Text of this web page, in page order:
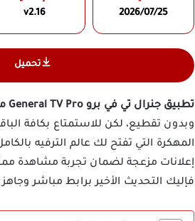
2026/07/25
v2.16
تحميل
تطبيق جنرال تي في برو General TV Pro مهكر
وبدون تقطيع، لكن للاستمتاع بكافة
إعلانات مزعجة لضمان تجربة مشاهدة
فإليك التحديث الأخير برابط مباشر